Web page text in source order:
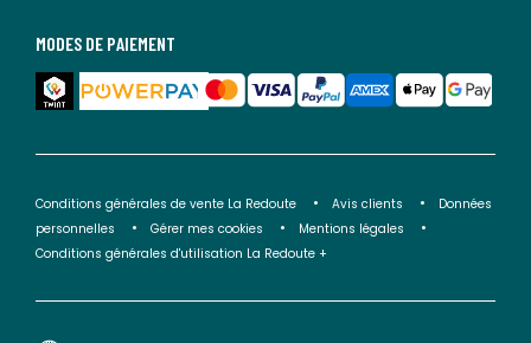
MODES DE PAIEMENT
Conditions générales de vente La Redoute Avis clients
Données
personnelles
Gérer mes cookies
Mentions légales
Conditions générales d'utilisation La Redoute +